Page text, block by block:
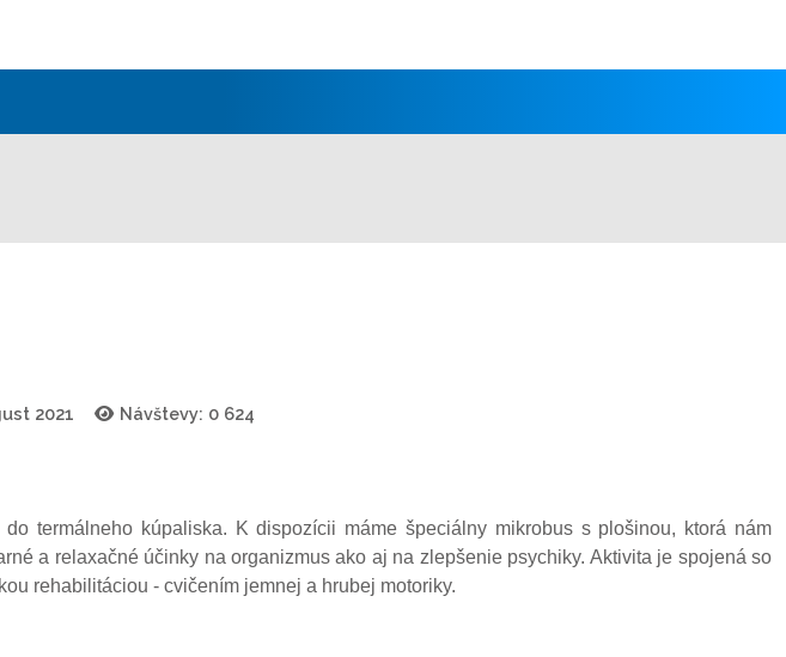
2021 Návštevy: 0 624
termálneho kúpaliska. K dispozícii máme špeciálny mikrobus s plošinou, ktorá nám
a relaxačné účinky na organizmus ako aj na zlepšenie psychiky. Aktivita je spojená so
rehabilitáciou - cvičením jemnej a hrubej motoriky.